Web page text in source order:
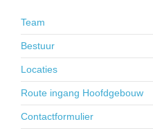
Team
Bestuur
Locaties
Route ingang Hoofdgebouw
Contactformulier